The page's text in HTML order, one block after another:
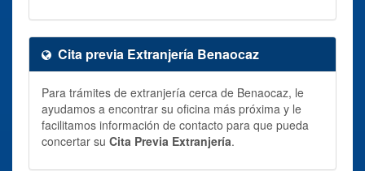
Cita previa Extranjería Benaocaz
Para trámites de extranjería cerca de Benaocaz, le
ayudamos a encontrar su oficina más próxima y le
facilitamos información de contacto para que pueda
concertar su Cita Previa Extranjería.